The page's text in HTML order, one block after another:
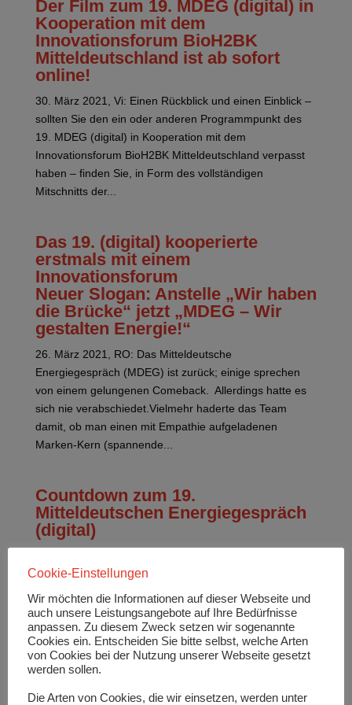
Der Film zum 19. MDEG (digital) in
Kooperation mit dem
Innovationsforum BioH2BK
Mitteldeutschland ist ab sofort
online!
30. März 2021, Vi: Einen Rückblick und einen Einblick –
sollten Sie den ein oder anderen Programmpunkt des
19. MDEG (digital) in Kooperation mit dem
Innovationsforum BioH2BK Mitteldeutschland verpasst
haben – finden Sie, in Form des vollständigen
Mitschnitts der...
Das 19. (digital) kooperierte
erstmals mit einem
Innovationsforum
Neuer Slogan: Anstelle „Wir haben
die Brücke“ jetzt „MDEG – Wir
gestalten Energie!“
26. März 2021, RO: Das Mitteldeutsche
Energiegespräch (MDEG) ist zurück; einige sprechen
von einem gelungenen Comeback. Allerdings hatte es
sich nie verabschiedet.Vielmehr haderte das Team
damit, ob man einen mit Empathie aufgeladenen
Marken-Kern (spannende...
Countdown zum 19.
Mitteldeutschen Energiegespräch
(digital)
uns vom Start des 19. Mitteldeutschen
Energiegespräches (digital) am 25. März 2021 19:00
Uhr (MEZ). Die Vorbereitungen sind nahezu
abgeschlossen. 9 Referenten von Japan (Yokohama)
über Belarus und Deutschland...
Das 19. Mitteldeutsche
Cookie-Einstellungen
Wir möchten die Informationen auf dieser Webseite und
auch unsere Leistungsangebote auf Ihre Bedürfnisse
anpassen. Zu diesem Zweck setzen wir sogenannte
Cookies ein. Entscheiden Sie bitte selbst, welche Arten
von Cookies bei der Nutzung unserer Webseite gesetzt
werden sollen.
Die Arten von Cookies, die wir einsetzen, werden unter